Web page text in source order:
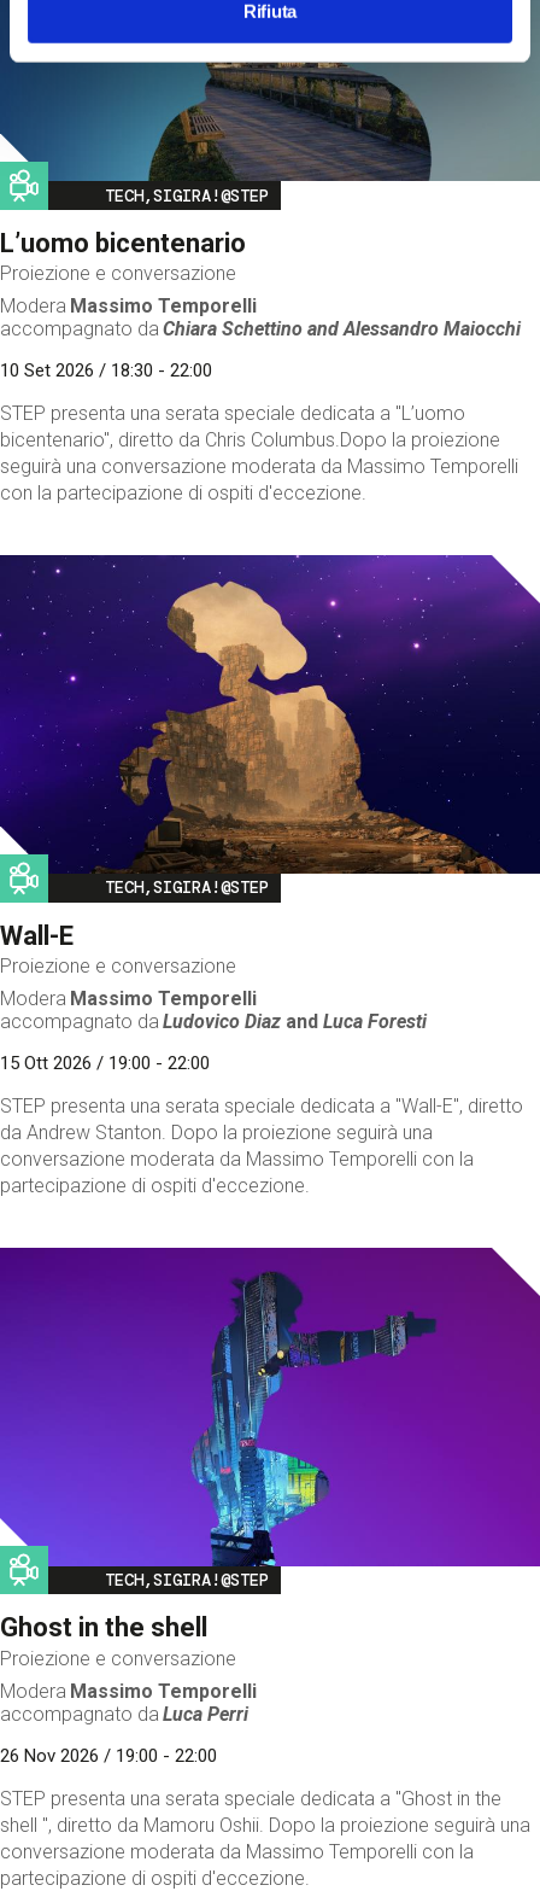
Rifiuta
Image
TECH,SIGIRA!@STEP
L’uomo bicentenario
Proiezione e conversazione
Modera Massimo Temporelli
accompagnato da Chiara Schettino andAlessandro Maiocchi
10 Set 2026 / 18:30 - 22:00
STEP presenta una serata speciale dedicata a "L’uomo
bicentenario", diretto da Chris Columbus.Dopo la proiezione
seguirà una conversazione moderata da Massimo Temporelli
con la partecipazione di ospiti d'eccezione.
Image
TECH,SIGIRA!@STEP
Wall-E
Proiezione e conversazione
Modera Massimo Temporelli
accompagnato da Ludovico Diaz andLuca Foresti
15 Ott 2026 / 19:00 - 22:00
STEP presenta una serata speciale dedicata a "Wall-E", diretto
da Andrew Stanton. Dopo la proiezione seguirà una
conversazione moderata da Massimo Temporelli con la
partecipazione di ospiti d'eccezione.
Image
TECH,SIGIRA!@STEP
Ghost in the shell
Proiezione e conversazione
Modera Massimo Temporelli
accompagnato da Luca Perri
26 Nov 2026 / 19:00 - 22:00
STEP presenta una serata speciale dedicata a "Ghost in the
shell ", diretto da Mamoru Oshii. Dopo la proiezione seguirà una
conversazione moderata da Massimo Temporelli con la
partecipazione di ospiti d'eccezione.